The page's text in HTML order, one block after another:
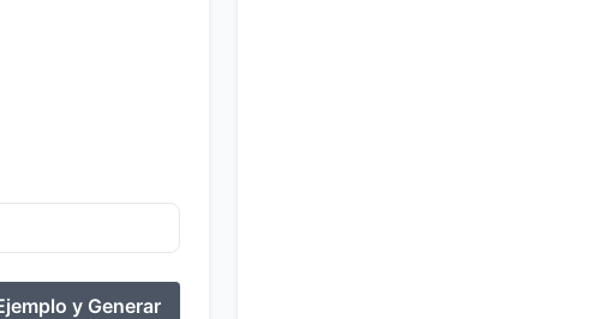
y Generar